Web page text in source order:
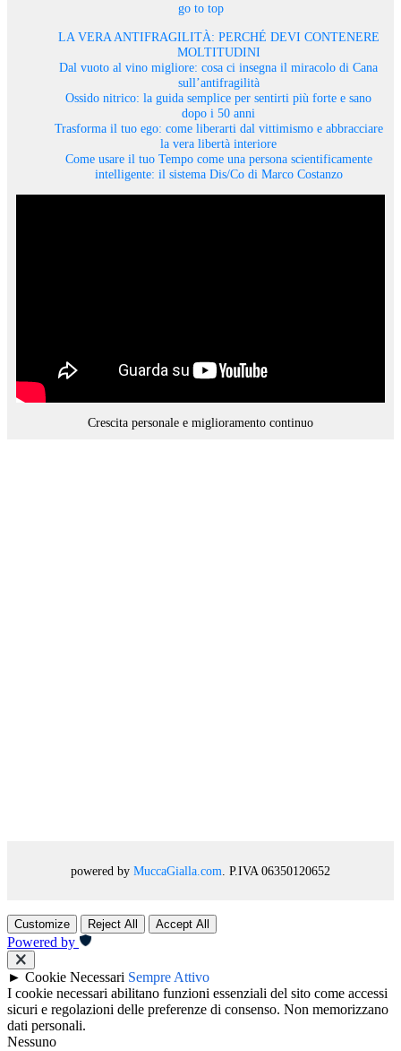
go to top
LA VERA ANTIFRAGILITÀ: PERCHÉ DEVI CONTENERE
MOLTITUDINI
Dal vuoto al vino migliore: cosa ci insegna il miracolo di Cana
sull’antifragilità
Ossido nitrico: la guida semplice per sentirti più forte e sano
dopo i 50 anni
Trasforma il tuo ego: come liberarti dal vittimismo e abbracciare
la vera libertà interiore
Come usare il tuo Tempo come una persona scientificamente
intelligente: il sistema Dis/Co di Marco Costanzo
Crescita personale e miglioramento continuo
powered by MuccaGialla.com . P.IVA 06350120652
Customize Reject All Accept All
Powered by
► Cookie Necessari Sempre Attivo
I cookie necessari abilitano funzioni essenziali del sito come accessi
sicuri e regolazioni delle preferenze di consenso. Non memorizzano
dati personali.
Nessuno